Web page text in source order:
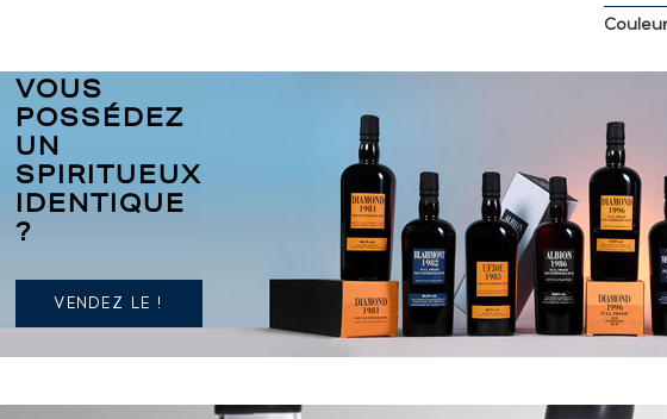
VOUS
POSSÉDEZ
UN
SPIRITUEUX
IDENTIQUE
?
VENDEZ LE !